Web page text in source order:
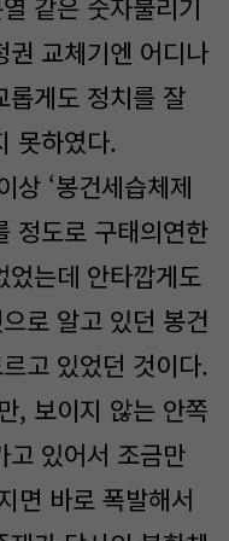
같은 숫자불리기
권 교체기엔 어디나
롭게도 정치를 잘
못하였다.
상 ‘봉건세습체제
정도로 구태의연한
는데 안타깝게도
로 알고 있던 봉건
고 있었던 것이다.
, 보이지 않는 안쪽
고 있어서 조금만
면 바로 폭발해서